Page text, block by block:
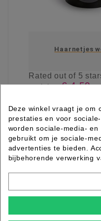
Haarnetjes
Ratedout of 5
excl. btw€ 4,50
Op voorraad direct
IN
Deze winkel vraagt je om
prestaties en voor
worden sociale-media-
gebruikt om je sociale-
advertenties te bieden.
bijbehorende verwerking